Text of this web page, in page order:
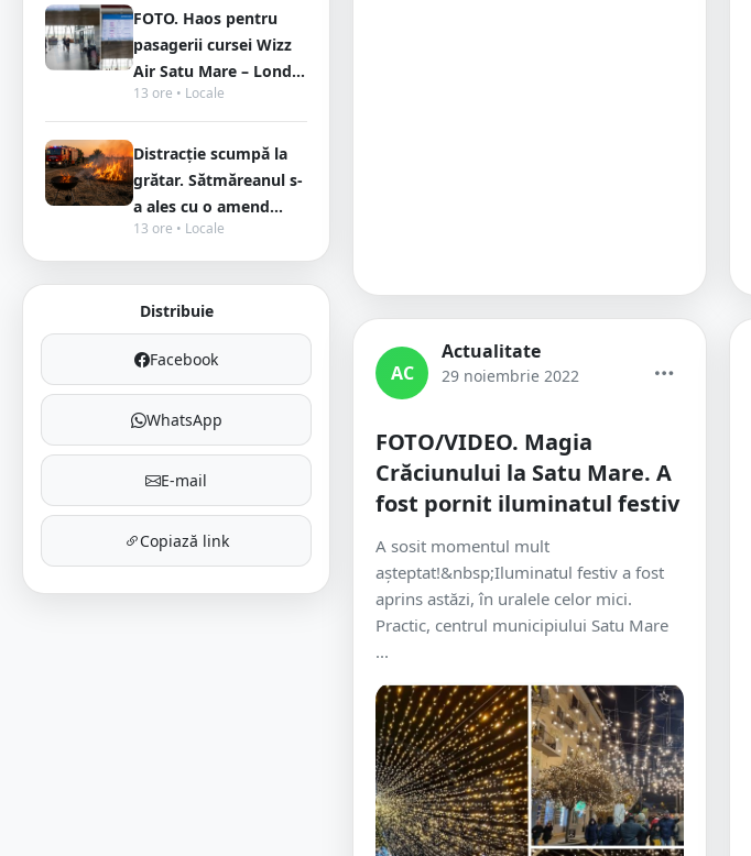
FOTO. Haos pentru
pasagerii cursei Wizz
Air Satu Mare – Lond...
13 ore • Locale
Distracție scumpă la
grătar. Sătmăreanul s-
a ales cu o amend...
13 ore • Locale
Distribuie
Facebook
WhatsApp
E-mail
Copiază link
AC
Actualitate
29 noiembrie 2022
FOTO/VIDEO. Magia
Crăciunului la Satu Mare. A
fost pornit iluminatul festiv
A sosit momentul mult
așteptat!&nbsp;Iluminatul festiv a fost
aprins astăzi, în uralele celor mici.
Practic, centrul municipiului Satu Mare
...